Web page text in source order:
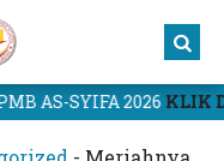
AS-SYIFA 2026KLIK